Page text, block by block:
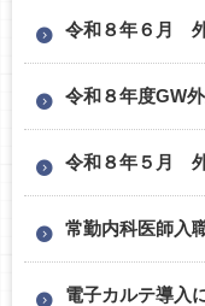
令和８年６月
令和８年度GW
令和８年５月
常勤内科医師入
電子カルテ導入